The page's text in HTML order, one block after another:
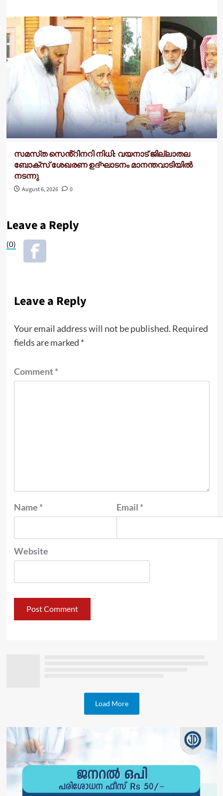
സമസ്‌ത സെൻ്റിനറി നിധി: വയനാട് ജില്ലാതല
ബോക്സ് ശേഖരണ ഉദ്ഘാടനം മാനന്തവാടിയിൽ
നടന്നു
August 6, 2026 0
Leave a Reply
(0)
Leave a Reply
Your email address will not be published. Required
fields are marked *
Comment*
Name * Email *
Website
Load More